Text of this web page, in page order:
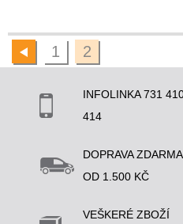
1 2
INFOLINKA 731
414
DOPRAVA ZDARMA
OD 1.500 KČ
VEŠKERÉ ZBOŽÍ